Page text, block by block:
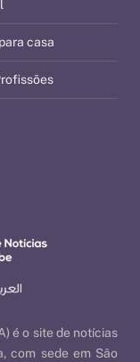
é o site de notícias
com sede em São
casa